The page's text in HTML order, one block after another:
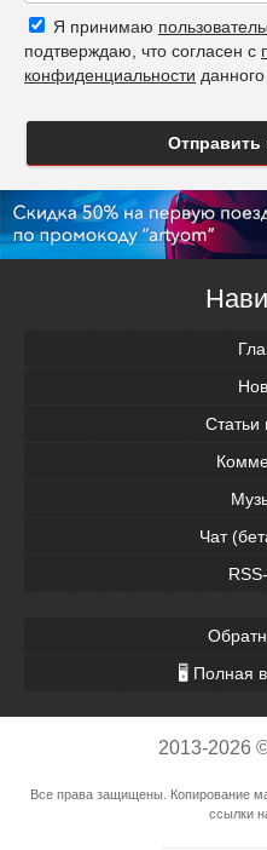
Я принимаю
подтверждаю, что согласен с
конфиденциальности
Отправить
Статьи
Чат
🖥 Полная
2013-2026
Все права защищены. Копирование
ссылки